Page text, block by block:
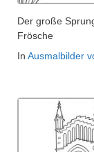
Der große
Frösche
In Ausmalbilder